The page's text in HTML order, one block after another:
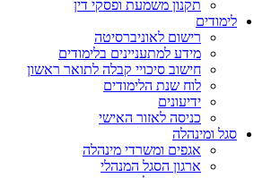
תקנון משמעת ופסקי דין
לימודים
רישום לאוניברסיטה
מידע למתעניינים בלימודים
חישוב סיכויי קבלה לתואר ראשון
לוח שנת הלימודים
ידיעונים
כניסה לאזור האישי
סגל ומינהלה
אגפים ומשרדי מינהלה
ארגון הסגל המנהלי